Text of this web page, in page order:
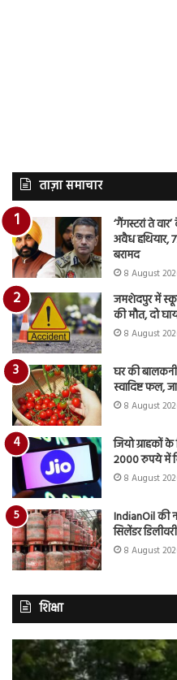
ताज़ा समाचार
‘गैंगस्टरां ते
अवैध हथियार,
बरामद
8 August
जमशेदपुर में
की मौत, दो
8 August
घर की
स्वादिष्ट फल,
8 August
जियो ग्राहकों
2000 रुपये में
8 August
IndianOil की
सिलेंडर
8 August
शिक्षा